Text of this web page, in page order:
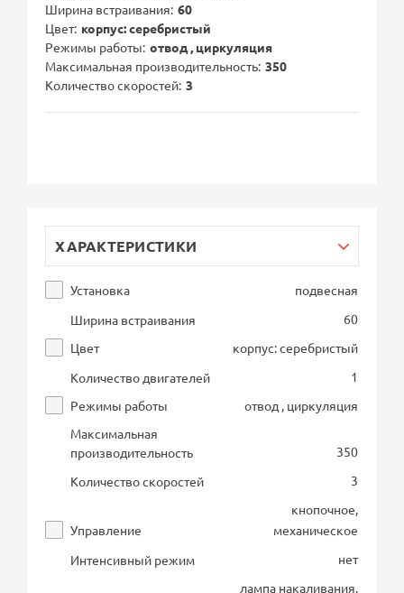
Ширина встраивания 60
Цвет корпус: серебристый
Режимы работы отвод , циркуляция
Максимальная производительность 350
Количество скоростей 3
ХАРАКТЕРИСТИКИ
Установка
подвесная
Ширина встраивания
60
Цвет
корпус: серебристый
Количество двигателей
1
Режимы работы
отвод , циркуляция
Максимальная
производительность
350
Количество скоростей
3
Управление
кнопочное,
механическое
Интенсивный режим
нет
лампа накаливания,